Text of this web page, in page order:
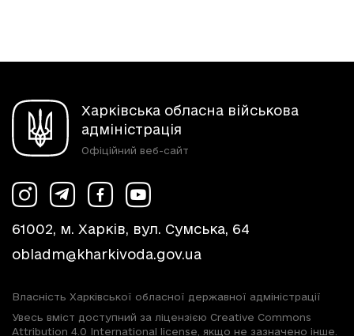
Харківська обласна військова
адміністрація
Офіційний веб-сайт
61002, м. Харків, вул. Сумська, 64
obladm@kharkivoda.gov.ua
Власність Харківської обласної державної адміністрації
Увесь вміст доступний за ліцензією Creative Commons
Attribution 4.0 International license, якщо не зазначено інше.